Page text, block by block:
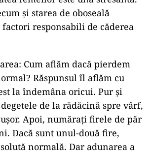
și starea de oboseală
responsabili de căderea
Cum aflăm dacă pierdem
Răspunsul îl aflăm cu
la îndemâna oricui. Pur și
de la rădăcină spre vârf,
Apoi, numărați firele de păr
Dacă sunt unul-două fire,
normală. Dar adunarea a